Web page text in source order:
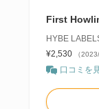
First
HYBE
¥2,530
（
口コミを